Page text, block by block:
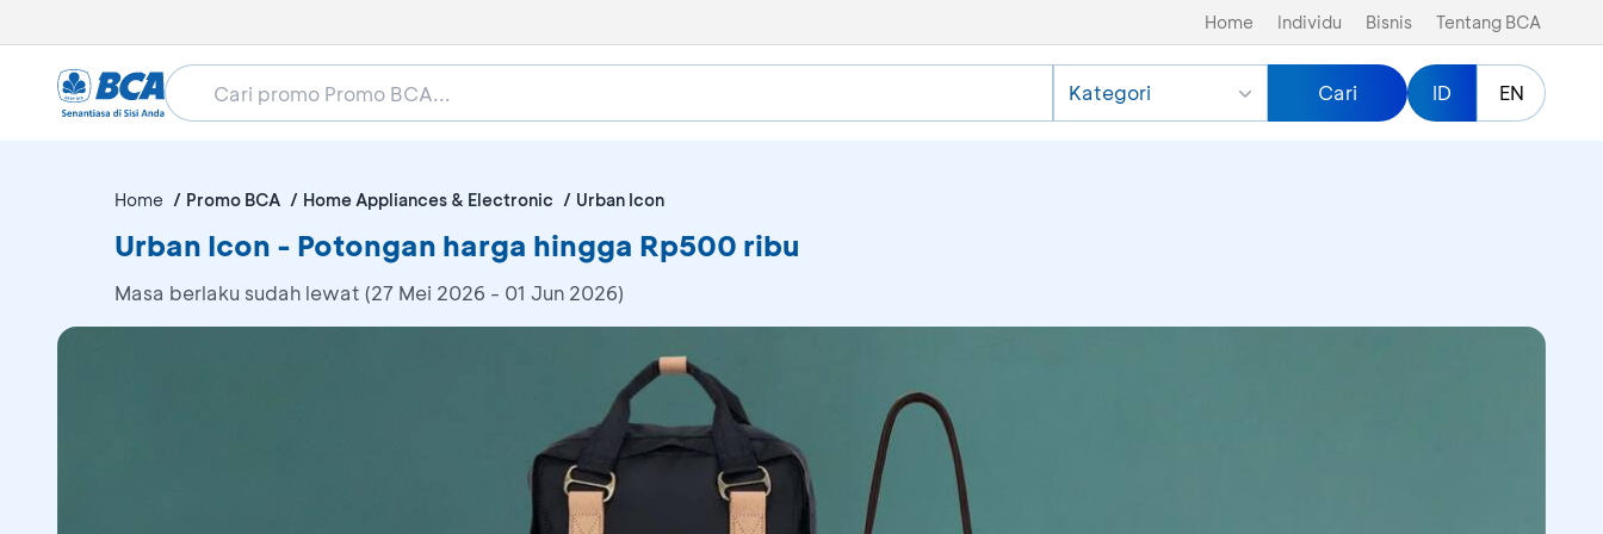
Home Individu Bisnis Tentang BCA
Kategori Cari ID EN
Home Promo BCA Home Appliances & Electronic Urban Icon
Urban Icon - Potongan harga hingga Rp500 ribu
Masa berlaku sudah lewat (27 Mei 2026 - 01 Jun 2026)